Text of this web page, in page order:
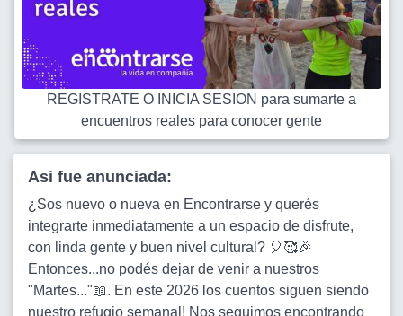
REGISTRATE O INICIA SESION para sumarte a
encuentros reales para conocer gente
Asi fue anunciada:
¿Sos nuevo o nueva en Encontrarse y querés
integrarte inmediatamente a un espacio de disfrute,
con linda gente y buen nivel cultural? 🎈🥰🎉
Entonces...no podés dejar de venir a nuestros
"Martes..."📖. En este 2026 los cuentos siguen siendo
nuestro refugio semanal! Nos seguimos encontrando